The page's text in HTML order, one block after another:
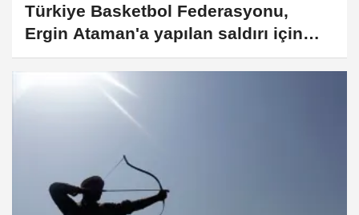
Türkiye Basketbol Federasyonu,
Ergin Ataman'a yapılan saldırı için
inceleme istedi